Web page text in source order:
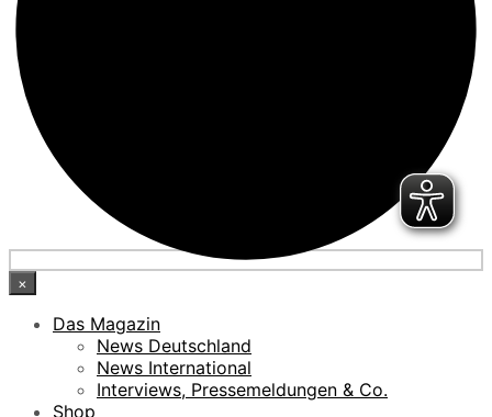
×
Das Magazin
News Deutschland
News International
Interviews, Pressemeldungen & Co.
Shop